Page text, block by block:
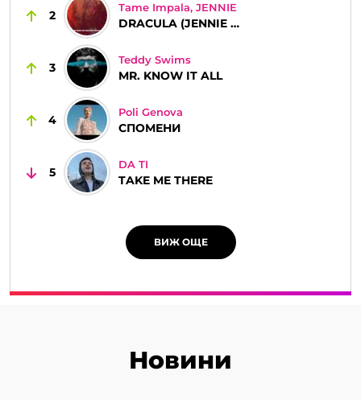
2
Tame Impala, JENNIE
DRACULA (JENNIE REMIX)
3
Teddy Swims
MR. KNOW IT ALL
4
Poli Genova
СПОМЕНИ
5
DA TI
TAKE ME THERE
ВИЖ ОЩЕ
Новини